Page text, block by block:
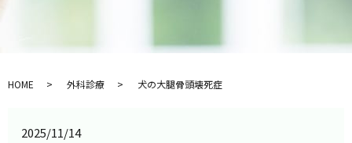
HOME 外科診療 犬の大腿骨頭壊死症
2025/11/14